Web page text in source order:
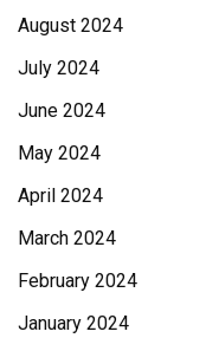
August 2024
July 2024
June 2024
May 2024
April 2024
March 2024
February 2024
January 2024